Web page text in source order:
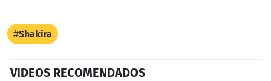
Shakira
VIDEOS RECOMENDADOS